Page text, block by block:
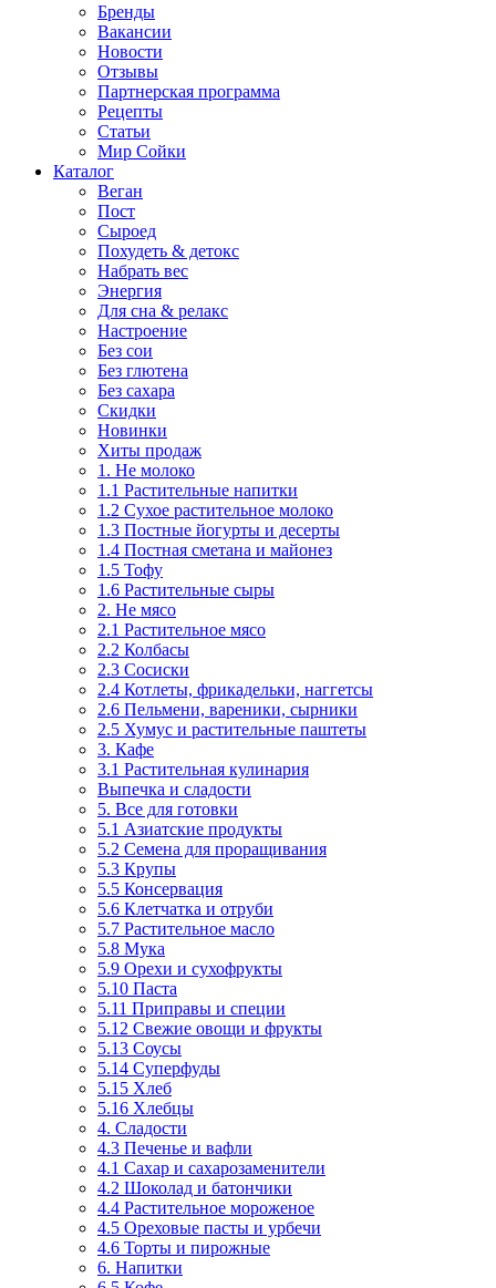
Бренды
Вакансии
Новости
Отзывы
Партнерская программа
Рецепты
Статьи
Мир Сойки
Каталог
Веган
Пост
Сыроед
Похудеть & детокс
Набрать вес
Энергия
Для сна & релакс
Настроение
Без сои
Без глютена
Без сахара
Скидки
Новинки
Хиты продаж
1. Не молоко
1.1 Растительные напитки
1.2 Сухое растительное молоко
1.3 Постные йогурты и десерты
1.4 Постная сметана и майонез
1.5 Тофу
1.6 Растительные сыры
2. Не мясо
2.1 Растительное мясо
2.2 Колбасы
2.3 Сосиски
2.4 Котлеты, фрикадельки, наггетсы
2.6 Пельмени, вареники, сырники
2.5 Хумус и растительные паштеты
3. Кафе
3.1 Растительная кулинария
Выпечка и сладости
5. Все для готовки
5.1 Азиатские продукты
5.2 Семена для проращивания
5.3 Крупы
5.5 Консервация
5.6 Клетчатка и отруби
5.7 Растительное масло
5.8 Мука
5.9 Орехи и сухофрукты
5.10 Паста
5.11 Приправы и специи
5.12 Свежие овощи и фрукты
5.13 Соусы
5.14 Суперфуды
5.15 Хлеб
5.16 Хлебцы
4. Сладости
4.3 Печенье и вафли
4.1 Сахар и сахарозаменители
4.2 Шоколад и батончики
4.4 Растительное мороженое
4.5 Ореховые пасты и урбечи
4.6 Торты и пирожные
6. Напитки